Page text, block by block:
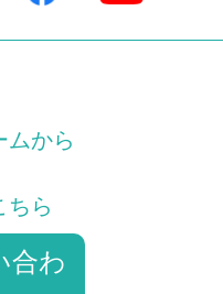
ムから
ちら
合わ